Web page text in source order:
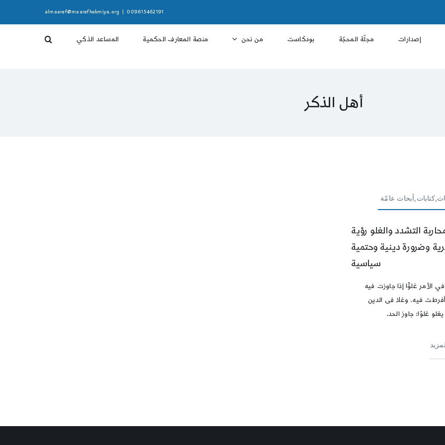
009615462191
almaaref@maarefhekmiya.org
إصدارات مجلّة المحجّة بودكاست من نحن منصة المعارف الحكمية المساعد الذكي
أهل الذكر
عامّة
التشدد والغلو رؤية
وضرورة دينية وحتمية
سياسية
الأمر غلوًّا إذا جاوزت فيه
فيه. وغلا فى الدين
يغلو غلوًا: جاوز الحد.